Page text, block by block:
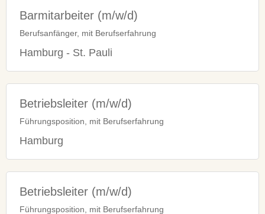
Barmitarbeiter (m/w/d)
Berufsanfänger, mit Berufserfahrung
Hamburg - St. Pauli
Betriebsleiter (m/w/d)
Führungsposition, mit Berufserfahrung
Hamburg
Betriebsleiter (m/w/d)
Führungsposition, mit Berufserfahrung